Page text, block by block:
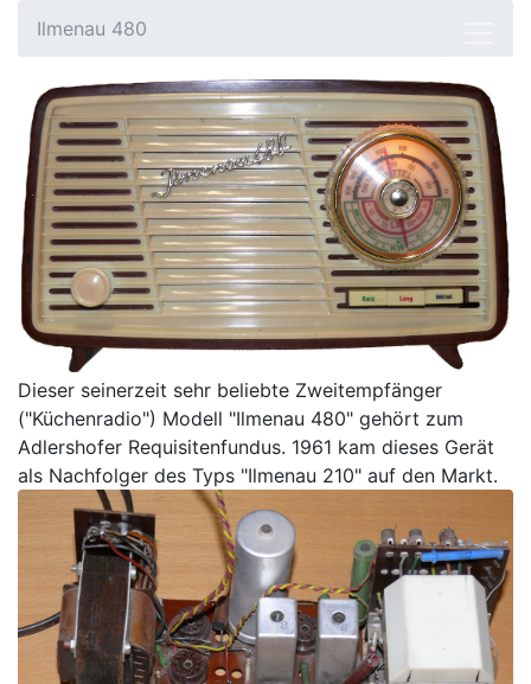
Ilmenau 480
Dieser seinerzeit sehr beliebte Zweitempfänger
("Küchenradio") Modell "Ilmenau 480" gehört zum
Adlershofer Requisitenfundus. 1961 kam dieses Gerät
als Nachfolger des Typs "Ilmenau 210" auf den Markt.